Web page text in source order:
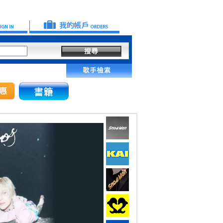
本公司不會以電話、簡訊或其他